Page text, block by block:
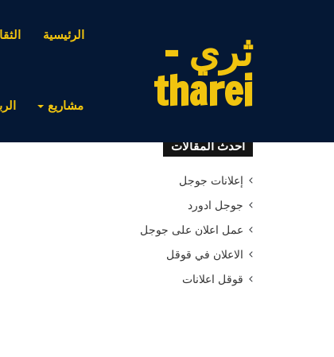
ثري -
tharei
الرئيسية
مشاريع
أحدث المقالات
إعلانات جوجل
جوجل ادورد
عمل اعلان على جوجل
الاعلان في قوقل
قوقل اعلانات